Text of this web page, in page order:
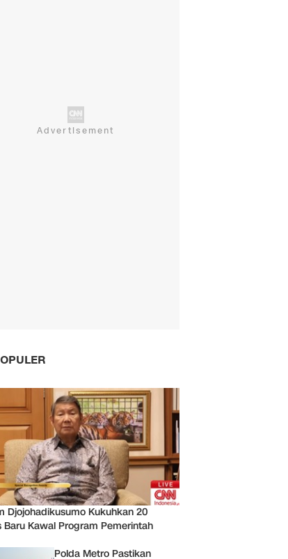
Djojohadikusumo Kukuhkan 20
Baru Kawal Program Pemerintah
Polda Metro Pastikan